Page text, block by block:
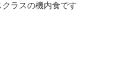
ラスの機内食です